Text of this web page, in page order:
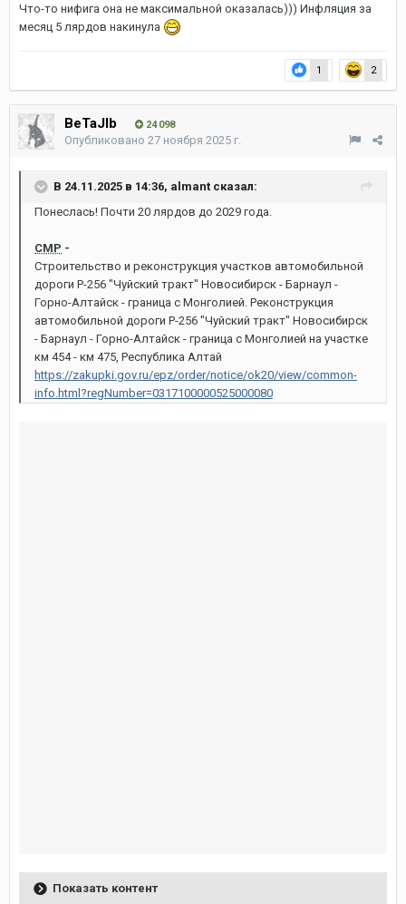
Что-то нифига она не максимальной оказалась))) Инфляция за
месяц 5 лярдов накинула
1 2
BeTaJIb 24 098
Опубликовано 27 ноября 2025 г.
В 24.11.2025 в 14:36, almant сказал:
Понеслась! Почти 20 лярдов до 2029 года.
СМР -
Строительство и реконструкция участков автомобильной
дороги Р-256 "Чуйский тракт" Новосибирск - Барнаул -
Горно-Алтайск - граница с Монголией. Реконструкция
автомобильной дороги Р-256 "Чуйский тракт" Новосибирск
- Барнаул - Горно-Алтайск - граница с Монголией на участке
км 454 - км 475, Республика Алтай
https://zakupki.gov.ru/epz/order/notice/ok20/view/common-
info.html?regNumber=0317100000525000080
Показать контент